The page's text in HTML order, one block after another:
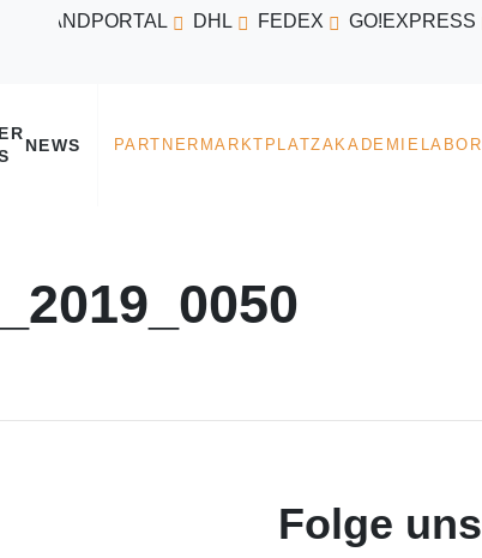
VERSANDPORTAL DHL FEDEX GO!EXPRESS
Folge uns